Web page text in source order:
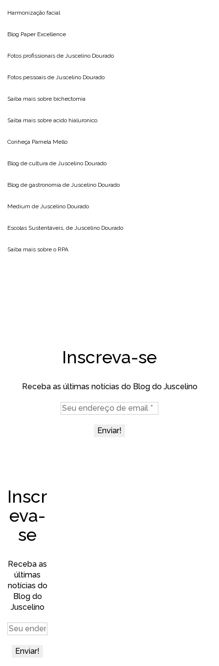
Harmonização facial
Blog Paper Excellence
Fotos profissionais de Juscelino Dourado
Fotos pessoais de Juscelino Dourado
Saiba mais sobre bichectomia
Saiba mais sobre acido hialuronico
Conheça Pamela Mello
Blog de cultura de Juscelino Dourado
Blog de gastronomia de Juscelino Dourado
Medium de Juscelino Dourado
Escolas Sustentáveis, de Juscelino Dourado
Saiba mais sobre o RPA
Inscreva-se
Receba as últimas notícias do Blog do Juscelino
Inscr
eva-
se
Receba as
últimas
notícias do
Blog do
Juscelino